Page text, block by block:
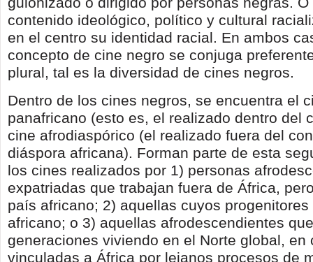
contenido ideológico, político y cultural
en el centro su identidad racial. En ambos
concepto de cine negro se conjuga
plural, tal es la diversidad de cines negros.
Dentro de los cines negros, se encuentra el
panafricano (esto es, el realizado dentro del
cine afrodiaspórico (el realizado fuera del
diáspora africana). Forman parte de esta
los cines realizados por 1) personas
expatriadas que trabajan fuera de África,
país africano; 2) aquellas cuyos
africano; o 3) aquellas afrodescendientes
generaciones viviendo en el Norte global, en
vinculadas a África por lejanos procesos de